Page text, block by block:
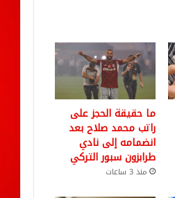
ما حقيقة الحجز على
راتب محمد صلاح بعد
انضمامه إلى نادي
طرابزون سبور التركي
منذ 3 ساعات